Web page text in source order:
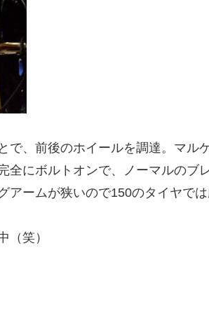
で、前後のホイールを調達。マル
全にボルトオンで、ノーマルのブ
アームが狭いので150のタイヤで
（笑）